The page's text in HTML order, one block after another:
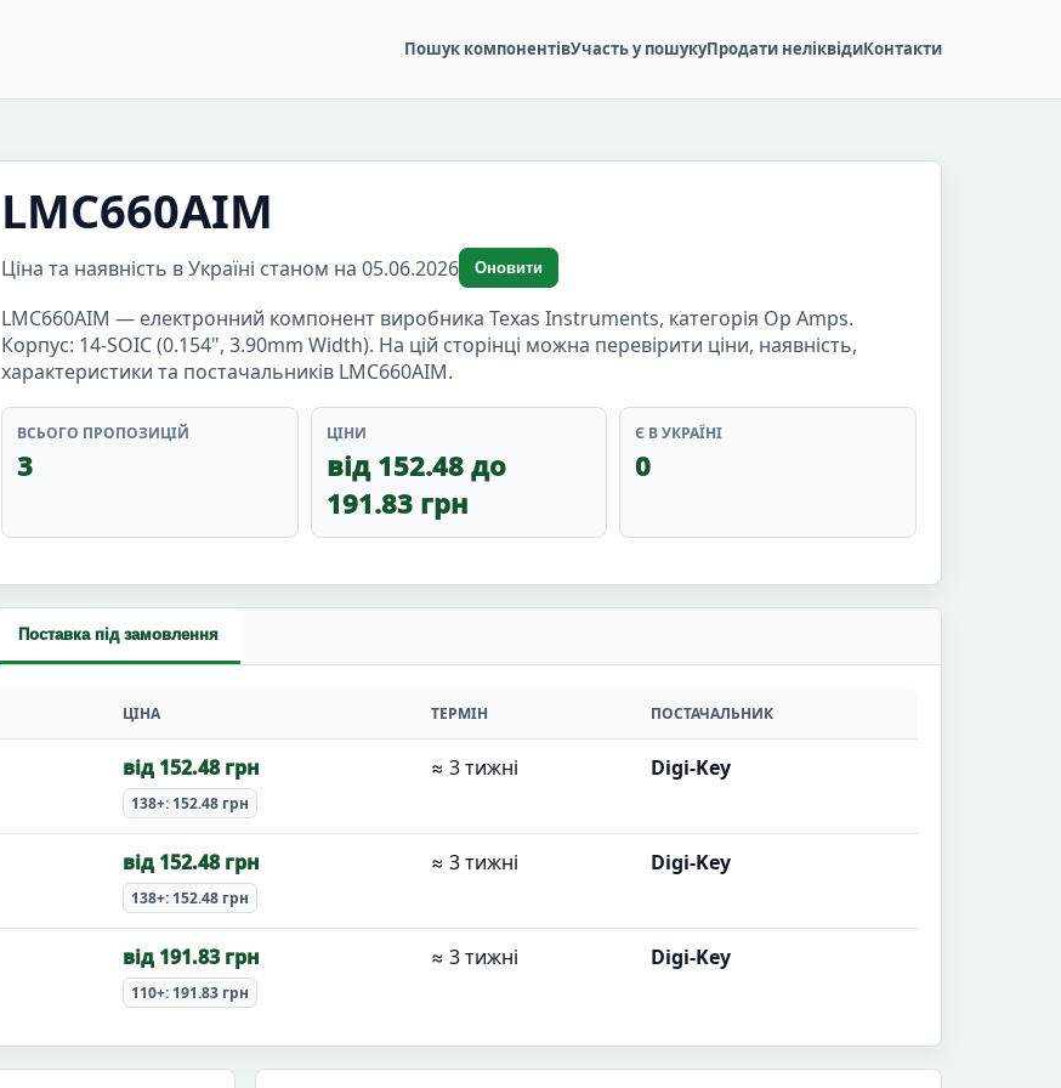
Пошук компонентівУчасть у пошукуПродати неліквідиКонтакти
LMC660AIM
Ціна та наявність в Україні станом на 05.06.2026 Оновити
LMC660AIM — електронний компонент виробника Texas Instruments, категорія Op Amps.
Корпус: 14-SOIC (0.154", 3.90mm Width). На цій сторінці можна перевірити ціни, наявність,
характеристики та постачальників LMC660AIM.
ВСЬОГО ПРОПОЗИЦІЙ
3
ЦІНИ
від 152.48 до
191.83 грн
Є В УКРАЇНІ
0
Поставка під замовлення
ЦІНА ТЕРМІН ПОСТАЧАЛЬНИК
від 152.48 грн
138+: 152.48 грн
≈ 3 тижні Digi-Key
від 152.48 грн
138+: 152.48 грн
≈ 3 тижні Digi-Key
від 191.83 грн
110+: 191.83 грн
≈ 3 тижні Digi-Key